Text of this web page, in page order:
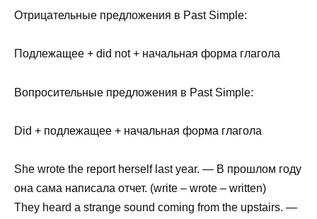
Отрицательные предложения в Past Simple:
Подлежащее + did not + начальная форма глагола
Вопросительные предложения в Past Simple:
Did + подлежащее + начальная форма глагола
She wrote the report herself last year. — В прошлом году
она сама написала отчет. (write – wrote – written)
They heard a strange sound coming from the upstairs. —